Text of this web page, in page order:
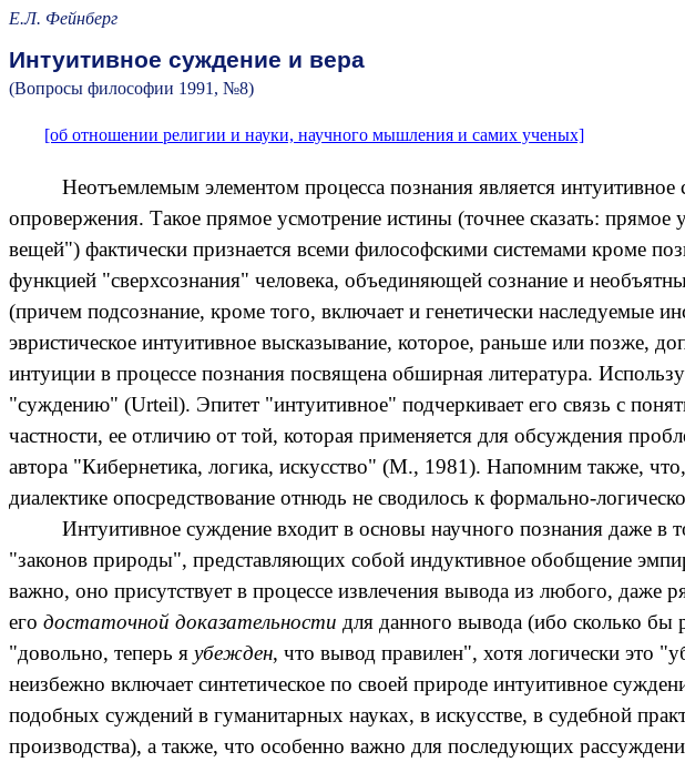
Е.Л. Фейнберг
Интуитивное суждение и вера
(Вопросы философии 1991, №8)
[об отношении религии и науки, научного мышления и самих ученых]
Неотъемлемым элементом процесса познания является
опровержения. Такое прямое усмотрение истины (точнее сказать:
вещей") фактически признается всеми философскими системами кроме
функцией "сверхсознания" человека, объединяющей сознание и
(причем подсознание, кроме того, включает и генетически наследуемые
эвристическое интуитивное высказывание, которое, раньше или позже,
интуиции в процессе познания посвящена обширная литература.
"суждению" (Urteil). Эпитет "интуитивное" подчеркивает его связь с
частности, ее отличию от той, которая применяется для обсуждения
автора "Кибернетика, логика, искусство" (М., 1981). Напомним также, что,
диалектике опосредствование отнюдь не сводилось к формально-
Интуитивное суждение входит в основы научного познания даже в
"законов природы", представляющих собой индуктивное обобщение
важно, оно присутствует в процессе извлечения вывода из любого, даже
его достаточной доказательности для данного вывода (ибо сколько бы
"довольно, теперь я убежден, что вывод правилен", хотя логически это
неизбежно включает синтетическое по своей природе интуитивное
подобных суждений в гуманитарных науках, в искусстве, в судебной
производства), а также, что особенно важно для последующих